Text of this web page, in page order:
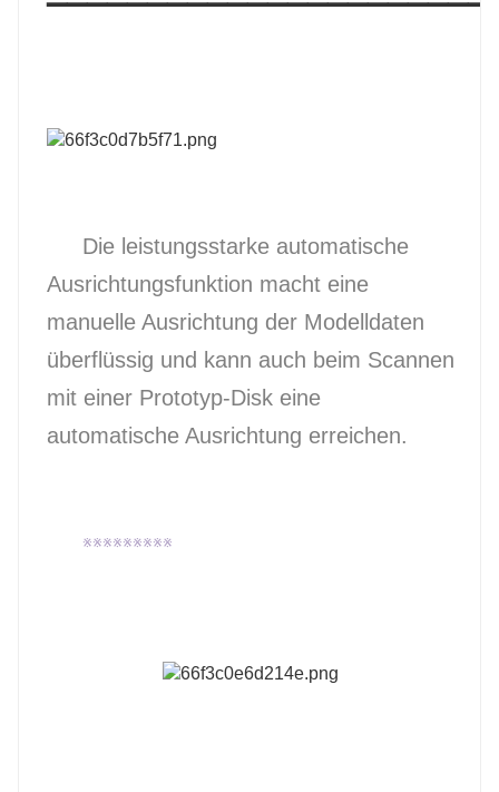
Die leistungsstarke automatische
Ausrichtungsfunktion macht eine
manuelle Ausrichtung der Modelldaten
überflüssig und kann auch beim Scannen
mit einer Prototyp-Disk eine
automatische Ausrichtung erreichen.
※※※※※※※※※